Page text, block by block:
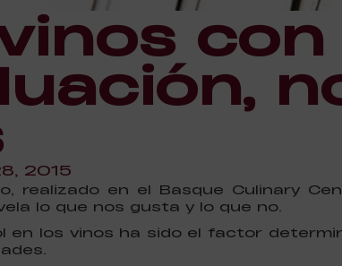
2015
realizado en el Basque Culinary
lo que nos gusta y lo que no.
en los vinos ha sido el factor